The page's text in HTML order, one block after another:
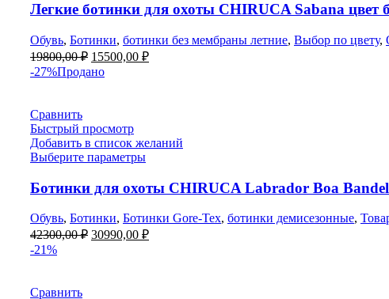
Легкие ботинки для охоты CHIRUCA Sabana цвет
Обувь, Ботинки, ботинки без мембраны летние, Выбор по цвету,
19800,00₽ Первоначальная
цена
составляла
15500,00 ₽Текущая
-27%Продано
Сравнить
Быстрый просмотр
Добавить в список желаний
Выберите параметры
Ботинки для охоты CHIRUCA Labrador Boa
Обувь, Ботинки, Ботинки Gore-Tex, ботинки демисезонные,
42300,00₽ Первоначальная
30990,00 ₽Текущая
-21%
Сравнить